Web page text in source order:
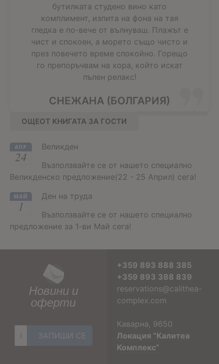
бутилката студено вино като
комплимент, изпита на фона на тая
гледка е по-вече от вълнуваш. Плажът е
чист и спокоен, а морето също чисто и
през повечето време спокойно. Горещо
го препоръчвам на хора, който искат
пълен релакс!
СНЕЖАНА (БОЛГАРИЯ)
ОЩЕОТ КНИГАТА ЗА ГОСТИ
АПР
24
Великден
Възползвайте се от нашето специално
Великденско предложение(22 - 25 Април) сега!
МАЙ
1
Ден на труда
Възползвайте се от нашето специално
предложение за 1-ви Май сега!
Новини и
оферти
+359 893 888 385
+359 893 388 839
reservations@calithea-
complex.com
Каварна, 9650
Локация “Калитеа
Комплекс”